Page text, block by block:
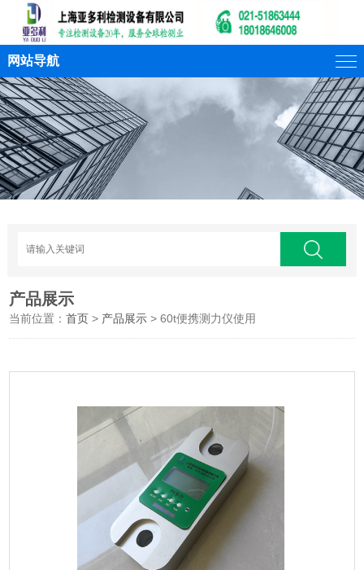
网站导航
产品展示
当前位置：首页 > 产品展示 > 60t便携测力仪使用